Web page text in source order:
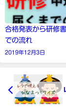
合格発表から研修
での流れ
2019年12月3日